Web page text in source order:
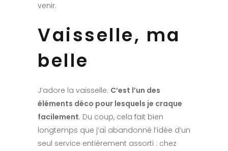
venir.
Vaisselle, ma
belle
J’adore la vaisselle. C’est l’un des
éléments déco pour lesquels je craque
facilement. Du coup, cela fait bien
longtemps que j’ai abandonné l’idée d’un
seul service entièrement assorti : chez